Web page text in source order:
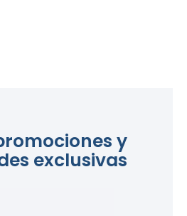
y
exclusivas